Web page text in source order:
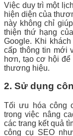
Việc duy trì một
hiện diện của
này không chỉ
thiện thứ hạng
Google. Khi
cấp thông tin mới
hơn, tạo cơ hội
thương hiệu.
2. Sử dụng
Tối ưu hóa công
trong việc nâng
các trang kết quả
công cụ SEO